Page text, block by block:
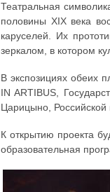
Театральная
половины XIX века
каруселей. Их
зеркалом, в котором
В экспозициях обеих
IN ARTIBUS,
Царицыно, Российской
К открытию проекта
образовательная